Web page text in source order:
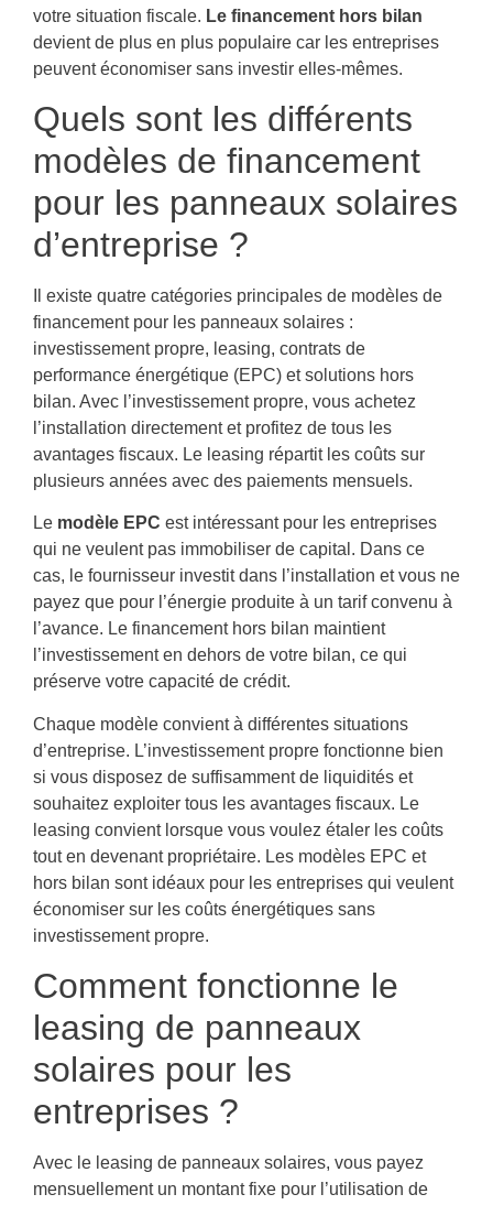
votre situation fiscale. Le financement hors bilan
devient de plus en plus populaire car les entreprises
peuvent économiser sans investir elles-mêmes.
Quels sont les différents
modèles de financement
pour les panneaux solaires
d’entreprise ?
Il existe quatre catégories principales de modèles de
financement pour les panneaux solaires :
investissement propre, leasing, contrats de
performance énergétique (EPC) et solutions hors
bilan. Avec l’investissement propre, vous achetez
l’installation directement et profitez de tous les
avantages fiscaux. Le leasing répartit les coûts sur
plusieurs années avec des paiements mensuels.
Le modèle EPC est intéressant pour les entreprises
qui ne veulent pas immobiliser de capital. Dans ce
cas, le fournisseur investit dans l’installation et vous ne
payez que pour l’énergie produite à un tarif convenu à
l’avance. Le financement hors bilan maintient
l’investissement en dehors de votre bilan, ce qui
préserve votre capacité de crédit.
Chaque modèle convient à différentes situations
d’entreprise. L’investissement propre fonctionne bien
si vous disposez de suffisamment de liquidités et
souhaitez exploiter tous les avantages fiscaux. Le
leasing convient lorsque vous voulez étaler les coûts
tout en devenant propriétaire. Les modèles EPC et
hors bilan sont idéaux pour les entreprises qui veulent
économiser sur les coûts énergétiques sans
investissement propre.
Comment fonctionne le
leasing de panneaux
solaires pour les
entreprises ?
Avec le leasing de panneaux solaires, vous payez
mensuellement un montant fixe pour l’utilisation de